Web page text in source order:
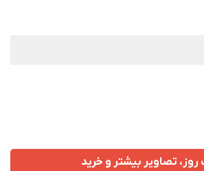
تصاویر بیشتر و خرید